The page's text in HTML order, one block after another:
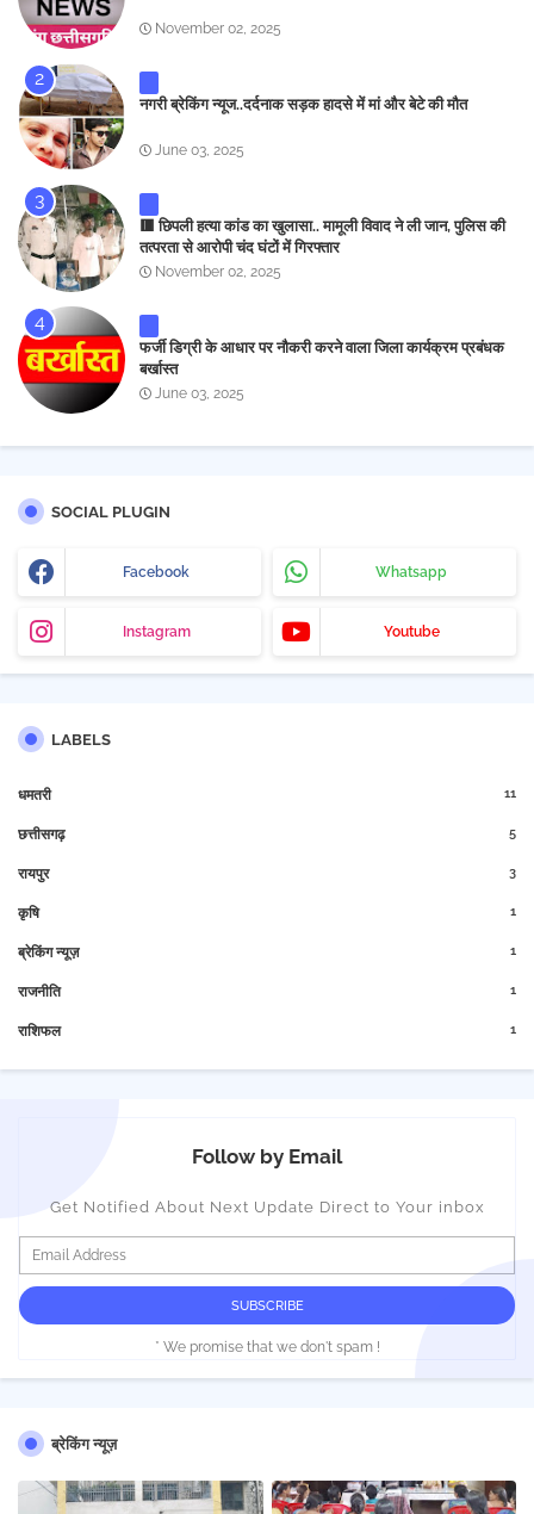
November 02, 2025
नगरी ब्रेकिंग न्यूज..दर्दनाक सड़क हादसे में मां और बेटे की मौत
June 03, 2025
🟥 छिपली हत्या कांड का खुलासा.. मामूली विवाद ने ली जान, पुलिस की
तत्परता से आरोपी चंद घंटों में गिरफ्तार
November 02, 2025
फर्जी डिग्री के आधार पर नौकरी करने वाला जिला कार्यक्रम प्रबंधक
बर्खास्त
June 03, 2025
SOCIAL PLUGIN
Facebook Whatsapp
Instagram Youtube
LABELS
धमतरी 11
छत्तीसगढ़ 5
रायपुर 3
कृषि 1
ब्रेकिंग न्यूज़ 1
राजनीति 1
राशिफल 1
Follow by Email
Get Notified About Next Update Direct to Your inbox
* We promise that we don't spam !
ब्रेकिंग न्यूज़